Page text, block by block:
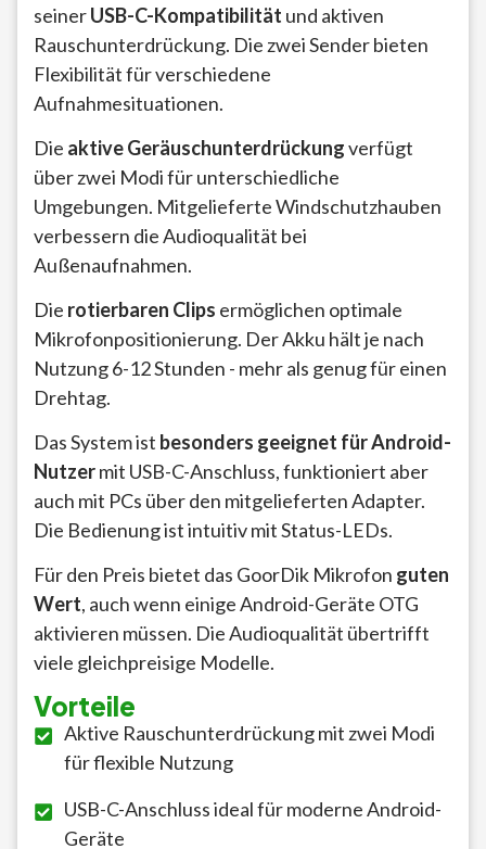
seinerUSB-C-Kompatibilität und aktiven
Rauschunterdrückung. Die zwei Sender bieten
Flexibilität für verschiedene
Aufnahmesituationen.
Die aktive Geräuschunterdrückungverfügt
über zwei Modi für unterschiedliche
Umgebungen. Mitgelieferte Windschutzhauben
verbessern die Audioqualität bei
Außenaufnahmen.
Die rotierbaren Clips ermöglichen optimale
Mikrofonpositionierung. Der Akku hält je nach
Nutzung 6-12 Stunden - mehr als genug für einen
Drehtag.
Das System ist besonders geeignet für Android-
Nutzermit USB-C-Anschluss, funktioniert aber
auch mit PCs über den mitgelieferten Adapter.
Die Bedienung ist intuitiv mit Status-LEDs.
Für den Preis bietet das GoorDik Mikrofon guten
Wert, auch wenn einige Android-Geräte OTG
aktivieren müssen. Die Audioqualität übertrifft
viele gleichpreisige Modelle.
Vorteile
Aktive Rauschunterdrückung mit zwei Modi
für flexible Nutzung
USB-C-Anschluss ideal für moderne Android-
Geräte